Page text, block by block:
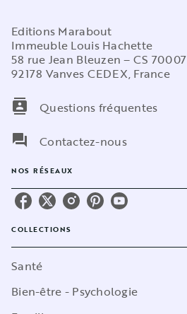
Editions Marabout
Immeuble Louis Hachette
58 rue Jean Bleuzen – CS 70007
92178 Vanves CEDEX, France
contacts
Questions fréquentes
question_answer
Contactez-nous
NOS RÉSEAUX
COLLECTIONS
Santé
Bien-être - Psychologie